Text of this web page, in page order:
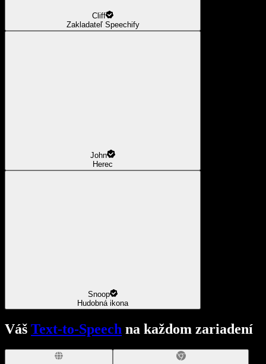
Cliff
Zakladateľ Speechify
John
Herec
Snoop
Hudobná ikona
Váš Text-to-Speech na každom zariadení